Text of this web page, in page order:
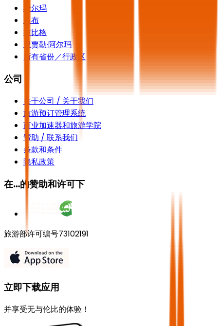
杜尔玛
延布
拉比格
里贾勒·阿尔玛
所有省份／行政区
公司
关于公司 / 关于我们
旅游预订管理系统
商业加速器和旅游学院
帮助 / 联系我们
条款和条件
隐私政策
在…的赞助和许可下
旅游部许可编号73102191
立即下载应用
并享受无与伦比的体验！